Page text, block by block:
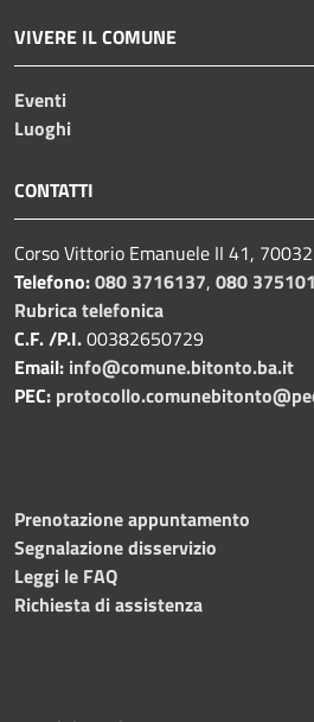
VIVERE IL COMUNE
Eventi
Luoghi
CONTATTI
Corso Vittorio Emanuele II 41,
Telefono:080 3716137, 080
Rubrica telefonica
C.F. /P.I.00382650729
Email: info@comune.bitonto.ba.it
PEC:
Prenotazione appuntamento
Segnalazione disservizio
Leggi le FAQ
Richiesta di assistenza